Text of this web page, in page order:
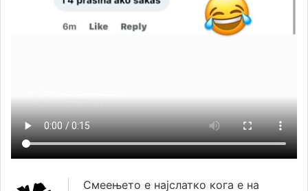
Смеењето е најслатко кога е на